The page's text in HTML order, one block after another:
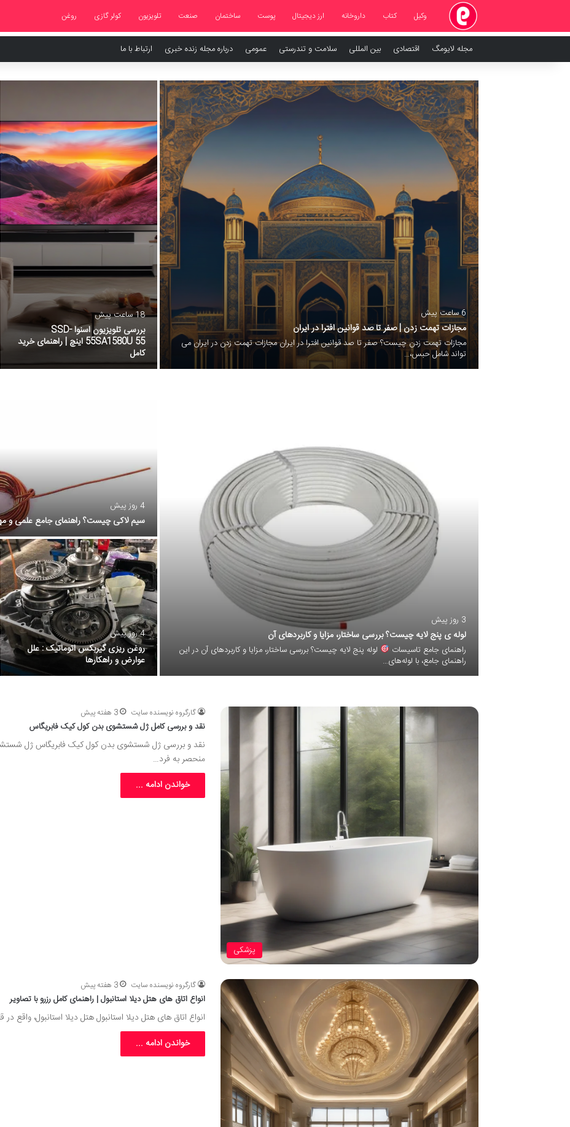
وکیل کتاب داروخانه ارز دیجیتال پوست ساختمان صنعت تلویزیون کولر گازی روغن
مجله لایومگ اقتصادی بین المللی سلامت و تندرستی عمومی درباره مجله زنده خبری ارتباط با ما
6 ساعت پیش
مجازات تهمت زدن | صفر تا صد قوانین افترا در ایران
مجازات تهمت زدن چیست؟ صفر تا صد قوانین افترا در ایران مجازات تهمت زدن در ایران می
تواند شامل حبس،…
18 ساعت پیش
بررسی تلویزیون اسنوا SSD-
55SA1580U 55 اینچ | راهنمای خرید
کامل
3 روز پیش
لوله ی پنج لایه چیست؟ بررسی ساختار، مزایا و کاربردهای آن
راهنمای جامع تاسیسات
لوله پنج لایه چیست؟ بررسی ساختار، مزایا و کاربردهای آن در این
راهنمای جامع، با لوله‌های…
4 روز پیش
سیم لاکی چیست؟ راهنمای جامع علمی و
4 روز پیش
روغن ریزی گیربکس اتوماتیک : علل
عوارض و راهکارها
پزشکی
گارگروه نویسنده سایت 3 هفته پیش
نقد و بررسی کامل ژل شستشوی بدن کول کیک فابریگاس
نقد و بررسی ژل شستشوی بدن کول کیک فابریگاس ژل
منحصر به فرد…
خواندن ادامه ...
گارگروه نویسنده سایت 3 هفته پیش
انواع اتاق های هتل دیلا استانبول | راهنمای کامل رزرو با تصاویر
انواع اتاق های هتل دیلا استانبول هتل دیلا استانبول، واقع
خواندن ادامه ...